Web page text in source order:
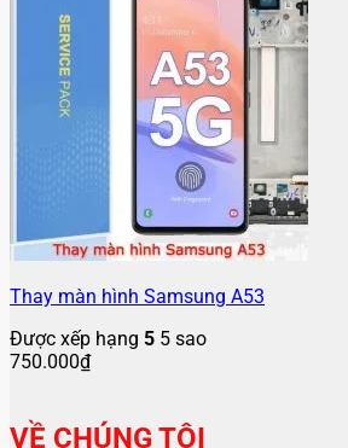
Thay màn hình Samsung A53
Được xếp hạng 5 5 sao
750.000₫
VỀ CHÚNG TÔI